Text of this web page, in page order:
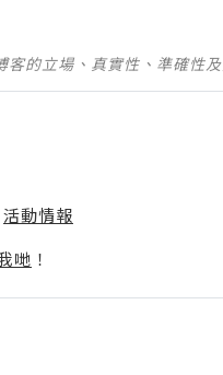
的立場、真實性、準確性
活動情報
哋 ！